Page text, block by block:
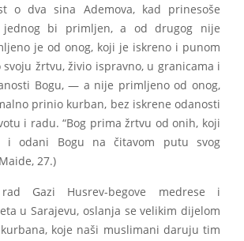
o dva sina Ademova, kad prinesoše
bi primljen, a od drugog nije
je od onog, koji je iskreno i punom
žrtvu, živio ispravno, u granicama i
Bogu, — a nije primljeno od onog,
prinio kurban, bez iskrene odanosti
i radu. “Bog prima žrtvu od onih, koji
i odani Bogu na čitavom putu svog
27.)
Gazi Husrev-begove medrese i
u Sarajevu, oslanja se velikim dijelom
koje naši muslimani daruju tim